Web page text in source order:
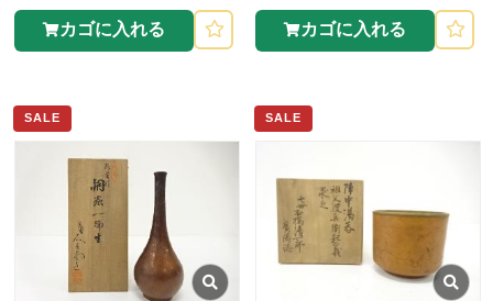
カゴに入れる カゴに入れる
SALE SALE